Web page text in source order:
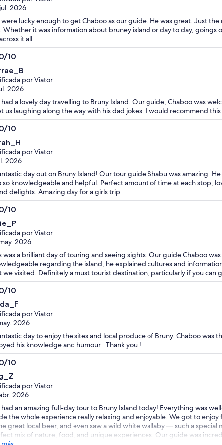
2026
were lucky enough to get Chaboo as our guide. He was great. Just
Whether it was information about bruney island or day to day, goings
it all.
10
por Viator
2026
had a lovely day travelling to Bruny Island. Our guide, Chaboo was
us laughing along the way with his dad jokes. I would recommend this
10
por Viator
2026
day out on Bruny Island! Our tour guide Shabu was amazing.
so knowledgeable and helpful. Perfect amount of time at each stop,
delights. Amazing day for a girls trip.
10
por Viator
2026
was a brilliant day of touring and seeing sights. Our guide Chaboo
regarding the island, he explained cultures and
we visited. Definitely a must tourist destination, particularly if you can
10
por Viator
2026
day to enjoy the sites and local produce of Bruny. Chaboo was
his knowledge and humour . Thank you !
10
por Viator
2026
had an amazing full-day tour to Bruny Island today! Everything was
the whole experience really relaxing and enjoyable. We got to enjoy
great local beer, and even saw a wild white wallaby — such a special
mix of nature, food, and unique experiences. Our guide was